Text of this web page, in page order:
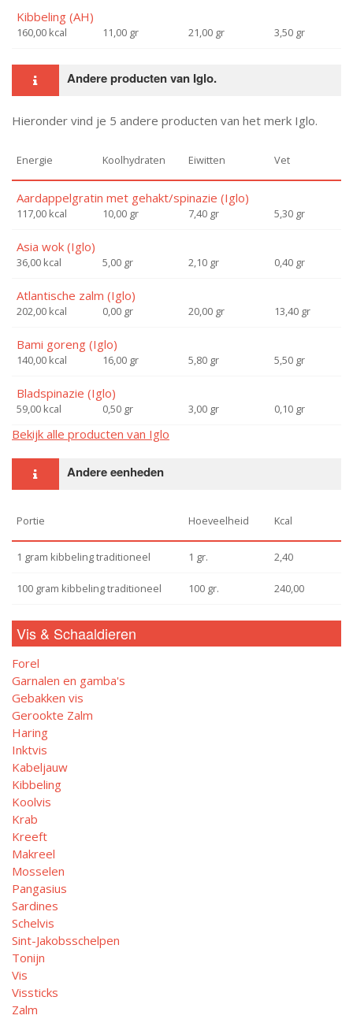
Kibbeling (AH)
160,00 kcal 11,00 gr 21,00 gr 3,50 gr
Andere producten van Iglo.
Hieronder vind je 5 andere producten van het merk Iglo.
Energie Koolhydraten Eiwitten Vet
Aardappelgratin met gehakt/spinazie (Iglo)
117,00 kcal 10,00 gr 7,40 gr 5,30 gr
Asia wok (Iglo)
36,00 kcal 5,00 gr 2,10 gr 0,40 gr
Atlantische zalm (Iglo)
202,00 kcal 0,00 gr 20,00 gr 13,40 gr
Bami goreng (Iglo)
140,00 kcal 16,00 gr 5,80 gr 5,50 gr
Bladspinazie (Iglo)
59,00 kcal 0,50 gr 3,00 gr 0,10 gr
Bekijk alle producten van Iglo
Andere eenheden
Portie Hoeveelheid Kcal
1 gram kibbeling traditioneel 1 gr. 2,40
100 gram kibbeling traditioneel 100 gr. 240,00
Vis & Schaaldieren
Forel
Garnalen en gamba's
Gebakken vis
Gerookte Zalm
Haring
Inktvis
Kabeljauw
Kibbeling
Koolvis
Krab
Kreeft
Makreel
Mosselen
Pangasius
Sardines
Schelvis
Sint-Jakobsschelpen
Tonijn
Vis
Vissticks
Zalm